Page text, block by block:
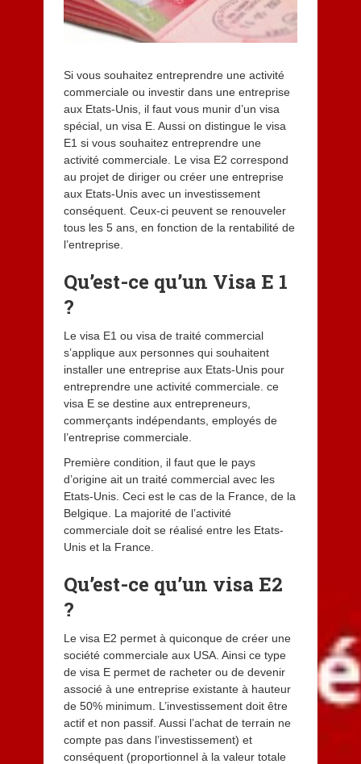
Si vous souhaitez entreprendre une activité
commerciale ou investir dans une entreprise
aux Etats-Unis, il faut vous munir d’un visa
spécial, un visa E. Aussi on distingue le visa
E1 si vous souhaitez entreprendre une
activité commerciale. Le visa E2 correspond
au projet de diriger ou créer une entreprise
aux Etats-Unis avec un investissement
conséquent. Ceux-ci peuvent se renouveler
tous les 5 ans, en fonction de la rentabilité de
l’entreprise.
Qu’est-ce qu’un Visa E 1
?
Le visa E1 ou visa de traité commercial
s’applique aux personnes qui souhaitent
installer une entreprise aux Etats-Unis pour
entreprendre une activité commerciale. ce
visa E se destine aux entrepreneurs,
commerçants indépendants, employés de
l’entreprise commerciale.
Première condition, il faut que le pays
d’origine ait un traité commercial avec les
Etats-Unis. Ceci est le cas de la France, de la
Belgique. La majorité de l’activité
commerciale doit se réalisé entre les Etats-
Unis et la France.
Qu’est-ce qu’un visa E2
?
Le visa E2 permet à quiconque de créer une
société commerciale aux USA. Ainsi ce type
de visa E permet de racheter ou de devenir
associé à une entreprise existante à hauteur
de 50% minimum. L’investissement doit être
actif et non passif. Aussi l’achat de terrain ne
compte pas dans l’investissement) et
conséquent (proportionnel à la valeur totale